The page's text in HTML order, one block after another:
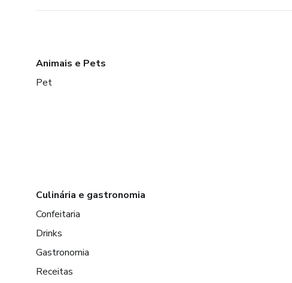
Animais e Pets
Pet
Culinária e gastronomia
Confeitaria
Drinks
Gastronomia
Receitas